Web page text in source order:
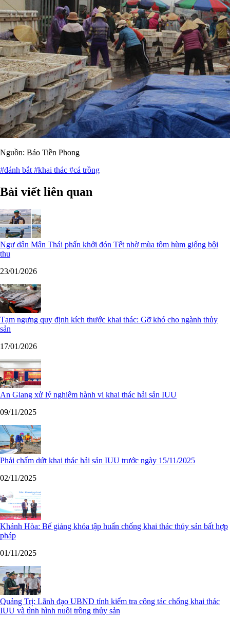
Nguồn: Báo Tiền Phong
#đánh bắt #khai thác #cá trồng
Bài viết liên quan
Ngư dân Mân Thái phấn khởi đón Tết nhờ mùa tôm hùm giống bội
thu
23/01/2026
Tạm ngưng quy định kích thước khai thác: Gỡ khó cho ngành thủy
sản
17/01/2026
An Giang xử lý nghiêm hành vi khai thác hải sản IUU
09/11/2025
Phải chấm dứt khai thác hải sản IUU trước ngày 15/11/2025
02/11/2025
Khánh Hòa: Bế giảng khóa tập huấn chống khai thác thủy sản bất hợp
pháp
01/11/2025
Quảng Trị: Lãnh đạo UBND tỉnh kiểm tra công tác chống khai thác
IUU và tình hình nuôi trồng thủy sản